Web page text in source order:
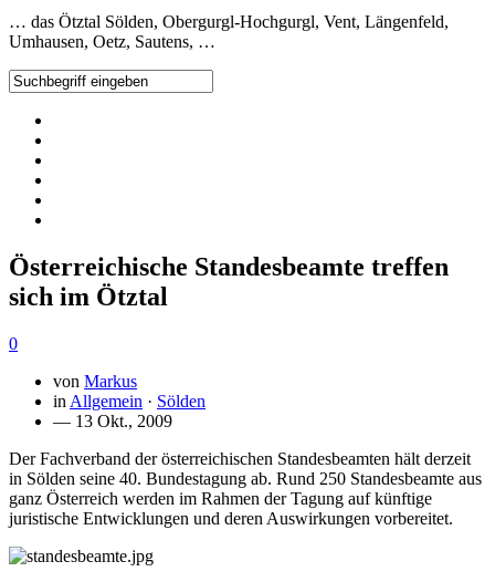
… das Ötztal Sölden, Obergurgl-Hochgurgl, Vent, Längenfeld,
Umhausen, Oetz, Sautens, …
Österreichische Standesbeamte treffen
sich im Ötztal
0
von Markus
in Allgemein · Sölden
— 13 Okt., 2009
Der Fachverband der österreichischen Standesbeamten hält derzeit
in Sölden seine 40. Bundestagung ab. Rund 250 Standesbeamte aus
ganz Österreich werden im Rahmen der Tagung auf künftige
juristische Entwicklungen und deren Auswirkungen vorbereitet.